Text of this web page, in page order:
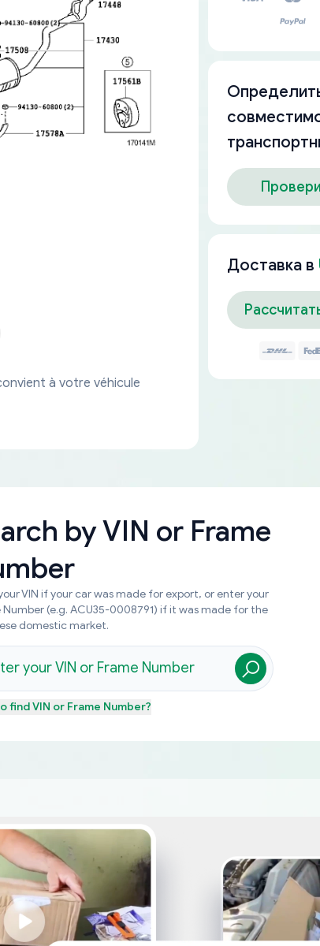
à votre véhicule
Доставка в
byVIN or Frame
VIN if your car was made for export, or enter your
Number (e.g. ACU35-0008791) if it was made for the
domestic market.
findVIN or Frame Number?